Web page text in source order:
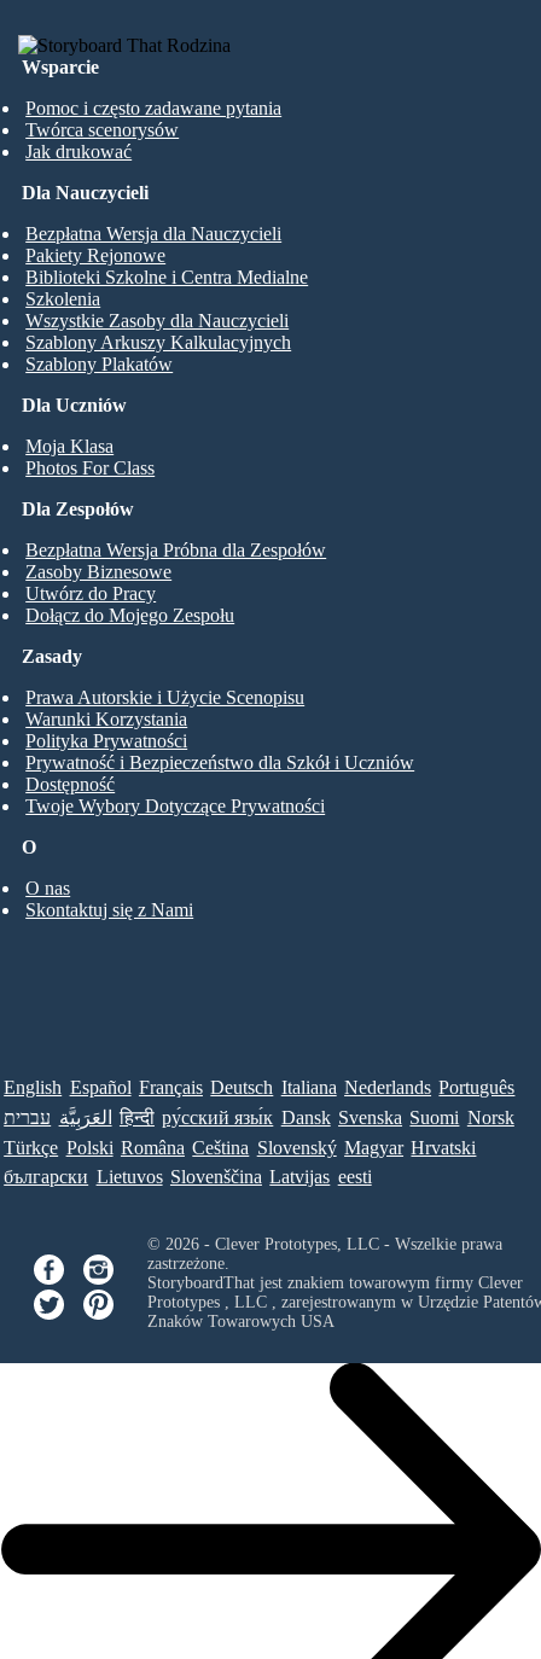
Wsparcie
Pomoc i często zadawane pytania
Twórca scenorysów
Jak drukować
Dla Uczniów
Moja Klasa
Photos For Class
Dla Nauczycieli
Bezpłatna Wersja dla Nauczycieli
Pakiety Rejonowe
Biblioteki Szkolne i Centra Medialne
Szkolenia
Wszystkie Zasoby dla Nauczycieli
Szablony Arkuszy Kalkulacyjnych
Szablony Plakatów
Dla Zespołów
Bezpłatna Wersja Próbna dla Zespołów
Zasoby Biznesowe
Utwórz do Pracy
Dołącz do Mojego Zespołu
O
O nas
Skontaktuj się z Nami
Zasady
Prawa Autorskie i Użycie Scenopisu
Warunki Korzystania
Polityka Prywatności
Prywatność i Bezpieczeństwo dla Szkół i Uczniów
Dostępność
Twoje Wybory Dotyczące Prywatności
English Español Français Deutsch Italiana Nederlands Português
עברית العَرَبِيَّة हिन्दी ру́сский язы́к Dansk Svenska Suomi Norsk
Türkçe Polski Româna Ceština Slovenský Magyar Hrvatski
български Lietuvos Slovenščina Latvijas eesti
© 2026 - Clever Prototypes, LLC - Wszelkie prawa
zastrzeżone.
StoryboardThat jest znakiem towarowym firmy Clever
Prototypes , LLC, zarejestrowanym w Urzędzie
Znaków Towarowych USA